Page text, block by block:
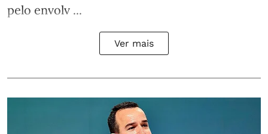
pelo envolv ...
Ver mais